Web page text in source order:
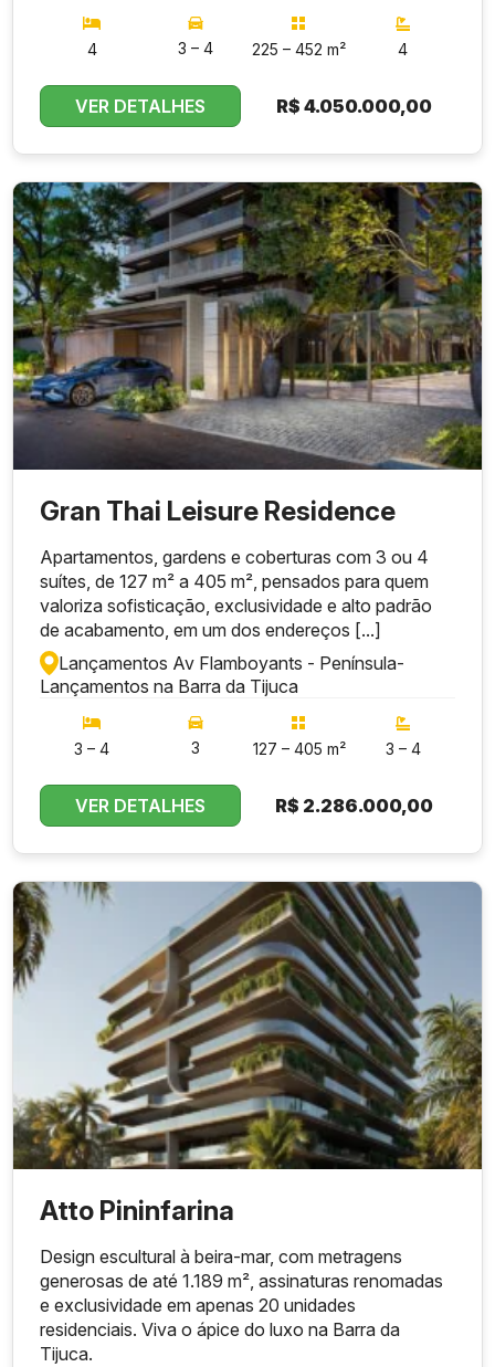
4 3 – 4 225 – 452 m² 4
VER DETALHES R$4.050.000,00
Gran Thai Leisure Residence
Apartamentos, gardens e coberturas com 3 ou 4
suítes, de 127 m² a 405 m², pensados para quem
valoriza sofisticação, exclusividade e alto padrão
de acabamento, em um dos endereços [...]
Lançamentos Av Flamboyants - Península-
Lançamentos na Barra da Tijuca
3 – 4 3 127 – 405 m² 3 – 4
VER DETALHES R$ 2.286.000,00
Atto Pininfarina
Design escultural à beira-mar, com metragens
generosas de até 1.189 m², assinaturas renomadas
e exclusividade em apenas 20 unidades
residenciais. Viva o ápice do luxo na Barra da
Tijuca.